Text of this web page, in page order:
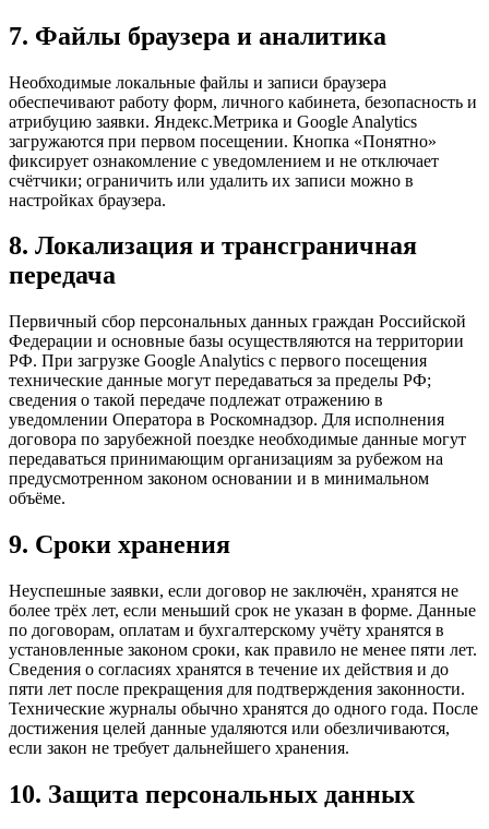
7. Файлы браузера и аналитика
Необходимые локальные файлы и записи браузера
обеспечивают работу форм, личного кабинета, безопасность и
атрибуцию заявки. Яндекс.Метрика и Google Analytics
загружаются при первом посещении. Кнопка «Понятно»
фиксирует ознакомление с уведомлением и не отключает
счётчики; ограничить или удалить их записи можно в
настройках браузера.
8. Локализация и трансграничная
передача
Первичный сбор персональных данных граждан Российской
Федерации и основные базы осуществляются на территории
РФ. При загрузке Google Analytics с первого посещения
технические данные могут передаваться за пределы РФ;
сведения о такой передаче подлежат отражению в
уведомлении Оператора в Роскомнадзор. Для исполнения
договора по зарубежной поездке необходимые данные могут
передаваться принимающим организациям за рубежом на
предусмотренном законом основании и в минимальном
объёме.
9. Сроки хранения
Неуспешные заявки, если договор не заключён, хранятся не
более трёх лет, если меньший срок не указан в форме. Данные
по договорам, оплатам и бухгалтерскому учёту хранятся в
установленные законом сроки, как правило не менее пяти лет.
Сведения о согласиях хранятся в течение их действия и до
пяти лет после прекращения для подтверждения законности.
Технические журналы обычно хранятся до одного года. После
достижения целей данные удаляются или обезличиваются,
если закон не требует дальнейшего хранения.
10. Защита персональных данных